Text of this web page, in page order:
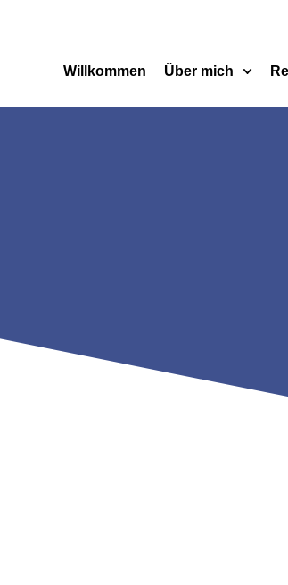
Willkommen Über mich